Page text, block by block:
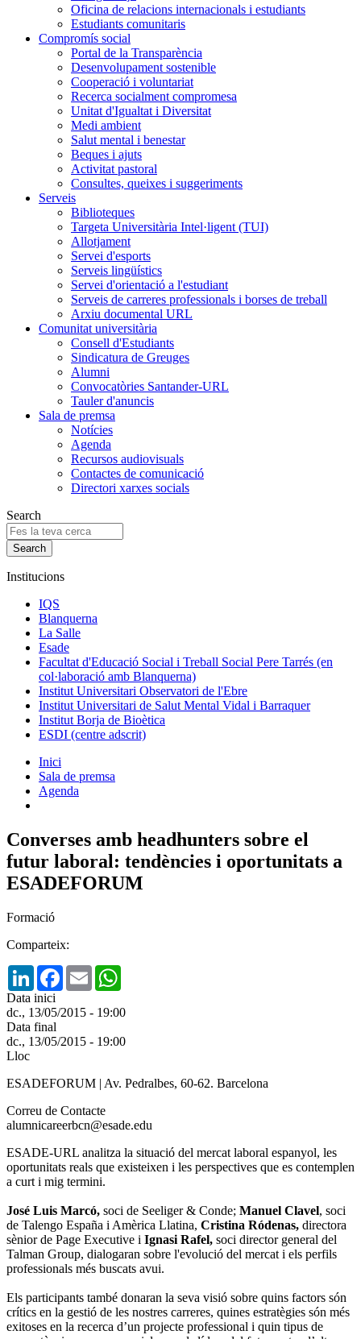
Oficina de relacions internacionals i estudiants
Estudiants comunitaris
Compromís social
Portal de la Transparència
Desenvolupament sostenible
Cooperació i voluntariat
Recerca socialment compromesa
Unitat d'Igualtat i Diversitat
Medi ambient
Salut mental i benestar
Beques i ajuts
Activitat pastoral
Consultes, queixes i suggeriments
Serveis
Biblioteques
Targeta Universitària Intel·ligent (TUI)
Allotjament
Servei d'esports
Serveis lingüístics
Servei d'orientació a l'estudiant
Serveis de carreres professionals i borses de treball
Arxiu documental URL
Comunitat universitària
Consell d'Estudiants
Sindicatura de Greuges
Alumni
Convocatòries Santander-URL
Tauler d'anuncis
Sala de premsa
Notícies
Agenda
Recursos audiovisuals
Contactes de comunicació
Directori xarxes socials
Search
Institucions
IQS
Blanquerna
La Salle
Esade
Facultat d'Educació Social i Treball Social Pere Tarrés (en
col·laboració amb Blanquerna)
Institut Universitari Observatori de l'Ebre
Institut Universitari de Salut Mental Vidal i Barraquer
Institut Borja de Bioètica
ESDI (centre adscrit)
Inici
Sala de premsa
Agenda
Converses amb headhunters sobre el
futur laboral: tendències i oportunitats a
ESADEFORUM
Formació
Comparteix:
LinkedInFacebook
Email
Data inici
dc., 13/05/2015 - 19:00
Data final
dc., 13/05/2015 - 19:00
Lloc
ESADEFORUM | Av. Pedralbes, 60-62. Barcelona
Correu de Contacte
alumnicareerbcn@esade.edu
ESADE-URL analitza la situació del mercat laboral espanyol, les
oportunitats reals que existeixen i les perspectives que es contemplen
a curt i mig termini.
José Luis Marcó, soci de Seeliger & Conde; Manuel Clavel, soci
de Talengo España i Amèrica Llatina, Cristina Ródenas, directora
sènior de Page Executive i Ignasi Rafel, soci director general del
Talman Group, dialogaran sobre l'evolució del mercat i els perfils
professionals més buscats avui.
Els participants també donaran la seva visió sobre quins factors són
crítics en la gestió de les nostres carreres, quines estratègies són més
exitoses en la recerca d’un projecte professional i quin tipus de